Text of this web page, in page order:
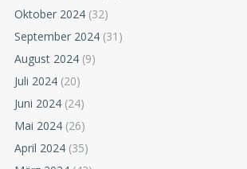
Oktober 2024 (32)
September 2024 (31)
August 2024 (9)
Juli 2024 (20)
Juni 2024 (24)
Mai 2024 (26)
April 2024 (35)